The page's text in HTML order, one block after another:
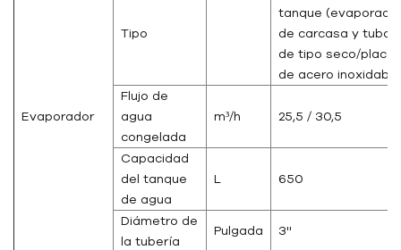
Evaporador
Tipo
tanque
de carcasa y tubo
de tipo seco/placa
de acero
Flujo de
agua
congelada
m³/h 25,5 / 30,5
Capacidad
del tanque
de agua
L 650
Diámetro de
la tubería
Pulgada 3''